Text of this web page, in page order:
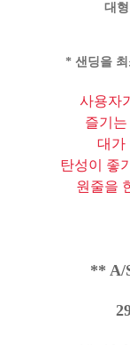
대
* 샌딩을
사용자
즐기
대가
탄성이 좋
원줄을
** A/